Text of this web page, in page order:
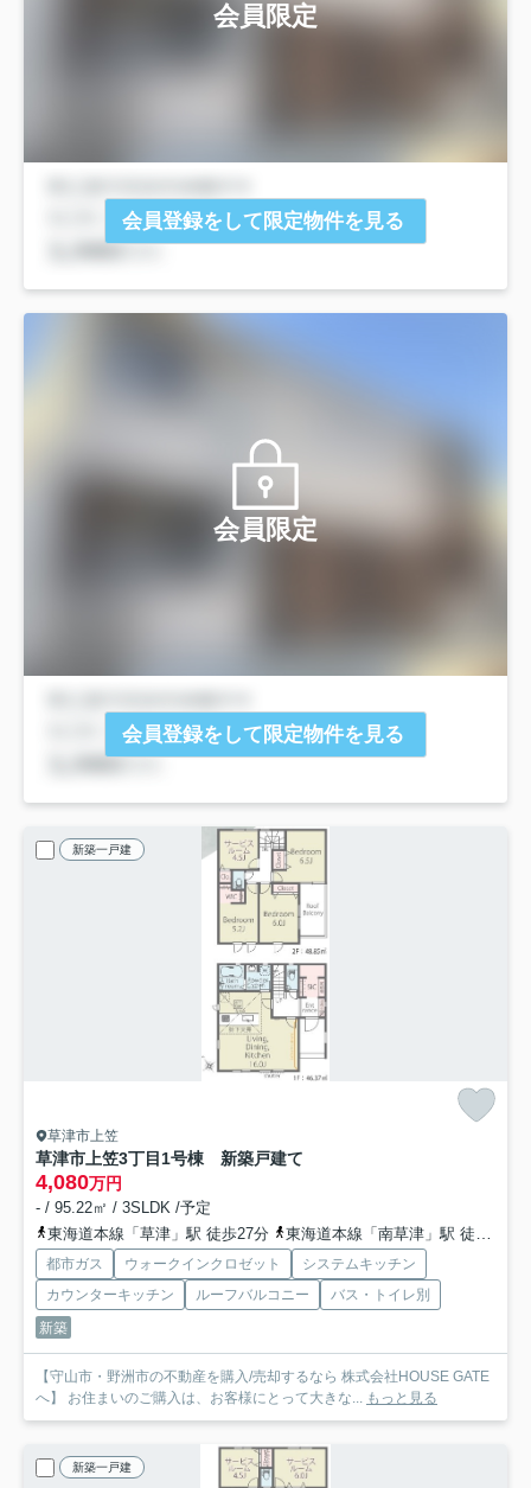
会員限定
会員登録をして限定物件を見る
会員限定
会員登録をして限定物件を見る
新築一戸建
草津市上笠
草津市上笠3丁目1号棟 新築戸建て
4,080万円
- / 95.22㎡ / 3SLDK /予定
東海道本線「草津」駅 徒歩27分
東海道本線「南草津」駅 徒歩52分
都市ガス ウォークインクロゼット
システムキッチン
カウンターキッチン
ルーフバルコニー
バス・トイレ別
新築
【守山市・野洲市の不動産を購入/売却するなら 株式会社HOUSE GATE
へ】 お住まいのご購入は、お客様にとって大きな... もっと見る
新築一戸建